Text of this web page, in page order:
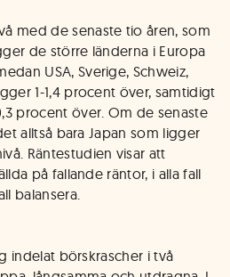
med de senaste tio åren, som
de större länderna i Europa
USA, Sverige, Schweiz,
1-1,4 procent över, samtidigt
procent över. Om de senaste
alltså bara Japan som ligger
Räntestudien visar att
på fallande räntor, i alla fall
balansera.
indelat börskrascher i två